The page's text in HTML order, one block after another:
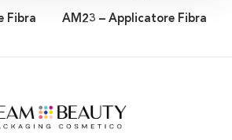
Fibra AM23 – Applicatore Fibra